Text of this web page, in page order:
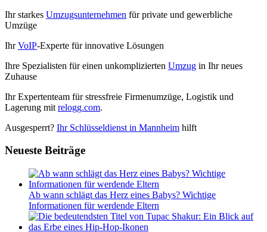
Ihr starkes Umzugsunternehmen für private und gewerbliche
Umzüge
IhrVoIP-Experte für innovative Lösungen
Ihre Spezialisten für einen unkomplizierten Umzug in Ihr neues
Zuhause
Ihr Expertenteam für stressfreie Firmenumzüge, Logistik und
Lagerung mit relogg.com.
Ausgesperrt? Ihr Schlüsseldienst in Mannheim hilft
Neueste Beiträge
Ab wann schlägt das Herz eines Babys? Wichtige
Informationen für werdende Eltern